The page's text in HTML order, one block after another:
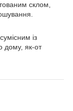
склом,
із
дому, як-от